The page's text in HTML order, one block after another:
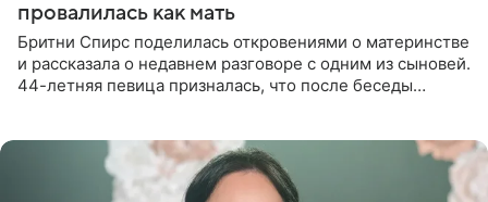
провалилась как мать
Бритни Спирс поделилась откровениями о материнстве
и рассказала о недавнем разговоре с одним из сыновей.
44-летняя певица призналась, что после беседы